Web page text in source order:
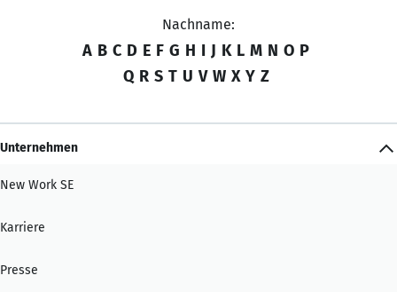
Nachname:
A B C D E F G H I J K L M N O P
Q R S T U V W X Y Z
Unternehmen
New Work SE
Karriere
Presse